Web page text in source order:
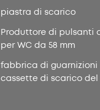
piastra di scarico
Produttore di pulsanti
per WC da 58 mm
fabbrica di guarnizioni
cassette di scarico del